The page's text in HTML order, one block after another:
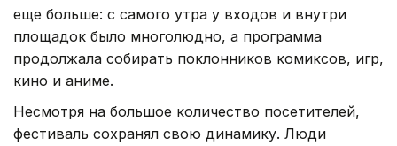
еще больше: с самого утра у входов и внутри
площадок было многолюдно, а программа
продолжала собирать поклонников комиксов, игр,
кино и аниме.
Несмотря на большое количество посетителей,
фестиваль сохранял свою динамику. Люди